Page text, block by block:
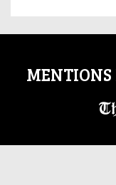
MENTIONS